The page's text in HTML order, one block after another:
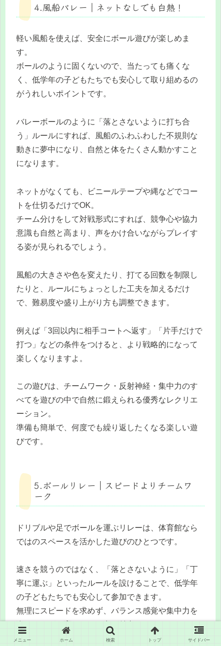
4.風船バレー｜ネットなしでも白熱！
軽い風船を使えば、安全にボール遊びが楽しめま
す。
ボールのように固くないので、当たっても痛くな
く、低学年の子どもたちでも安心して取り組めるの
がうれしいポイントです。
バレーボールのように「落とさないように打ち合
う」ルールにすれば、風船のふわふわした不規則な
動きに夢中になり、自然と体をたくさん動かすこと
になります。
ネットがなくても、ビニールテープや縄などでコー
トを仕切るだけでOK。
チーム分けをして対戦形式にすれば、競争心や協力
意識も自然と高まり、声をかけ合いながらプレイす
る姿が見られるでしょう。
風船の大きさや色を変えたり、打てる回数を制限し
たりと、ルールにちょっとした工夫を加えるだけ
で、難易度や盛り上がり方も調整できます。
例えば「3回以内に相手コートへ返す」「片手だけで
打つ」などの条件をつけると、より戦略的になって
楽しくなりますよ。
この遊びは、チームワーク・反射神経・集中力のす
べてを遊びの中で自然に鍛えられる優秀なレクリエ
ーション。
準備も簡単で、何度でも繰り返したくなる楽しい遊
びです。
5.ボールリレー｜スピードよりチームワ
ーク
ドリブルや足でボールを運ぶリレーは、体育館なら
ではのスペースを活かした遊びのひとつです。
速さを競うのではなく、「落とさないように」「丁
寧に運ぶ」といったルールを設けることで、低学年
の子どもたちでも安心して参加できます。
無理にスピードを求めず、バランス感覚や集中力を
楽しみながら育てられる点が魅力です。
メニュー ホーム 検索 トップ サイドバー